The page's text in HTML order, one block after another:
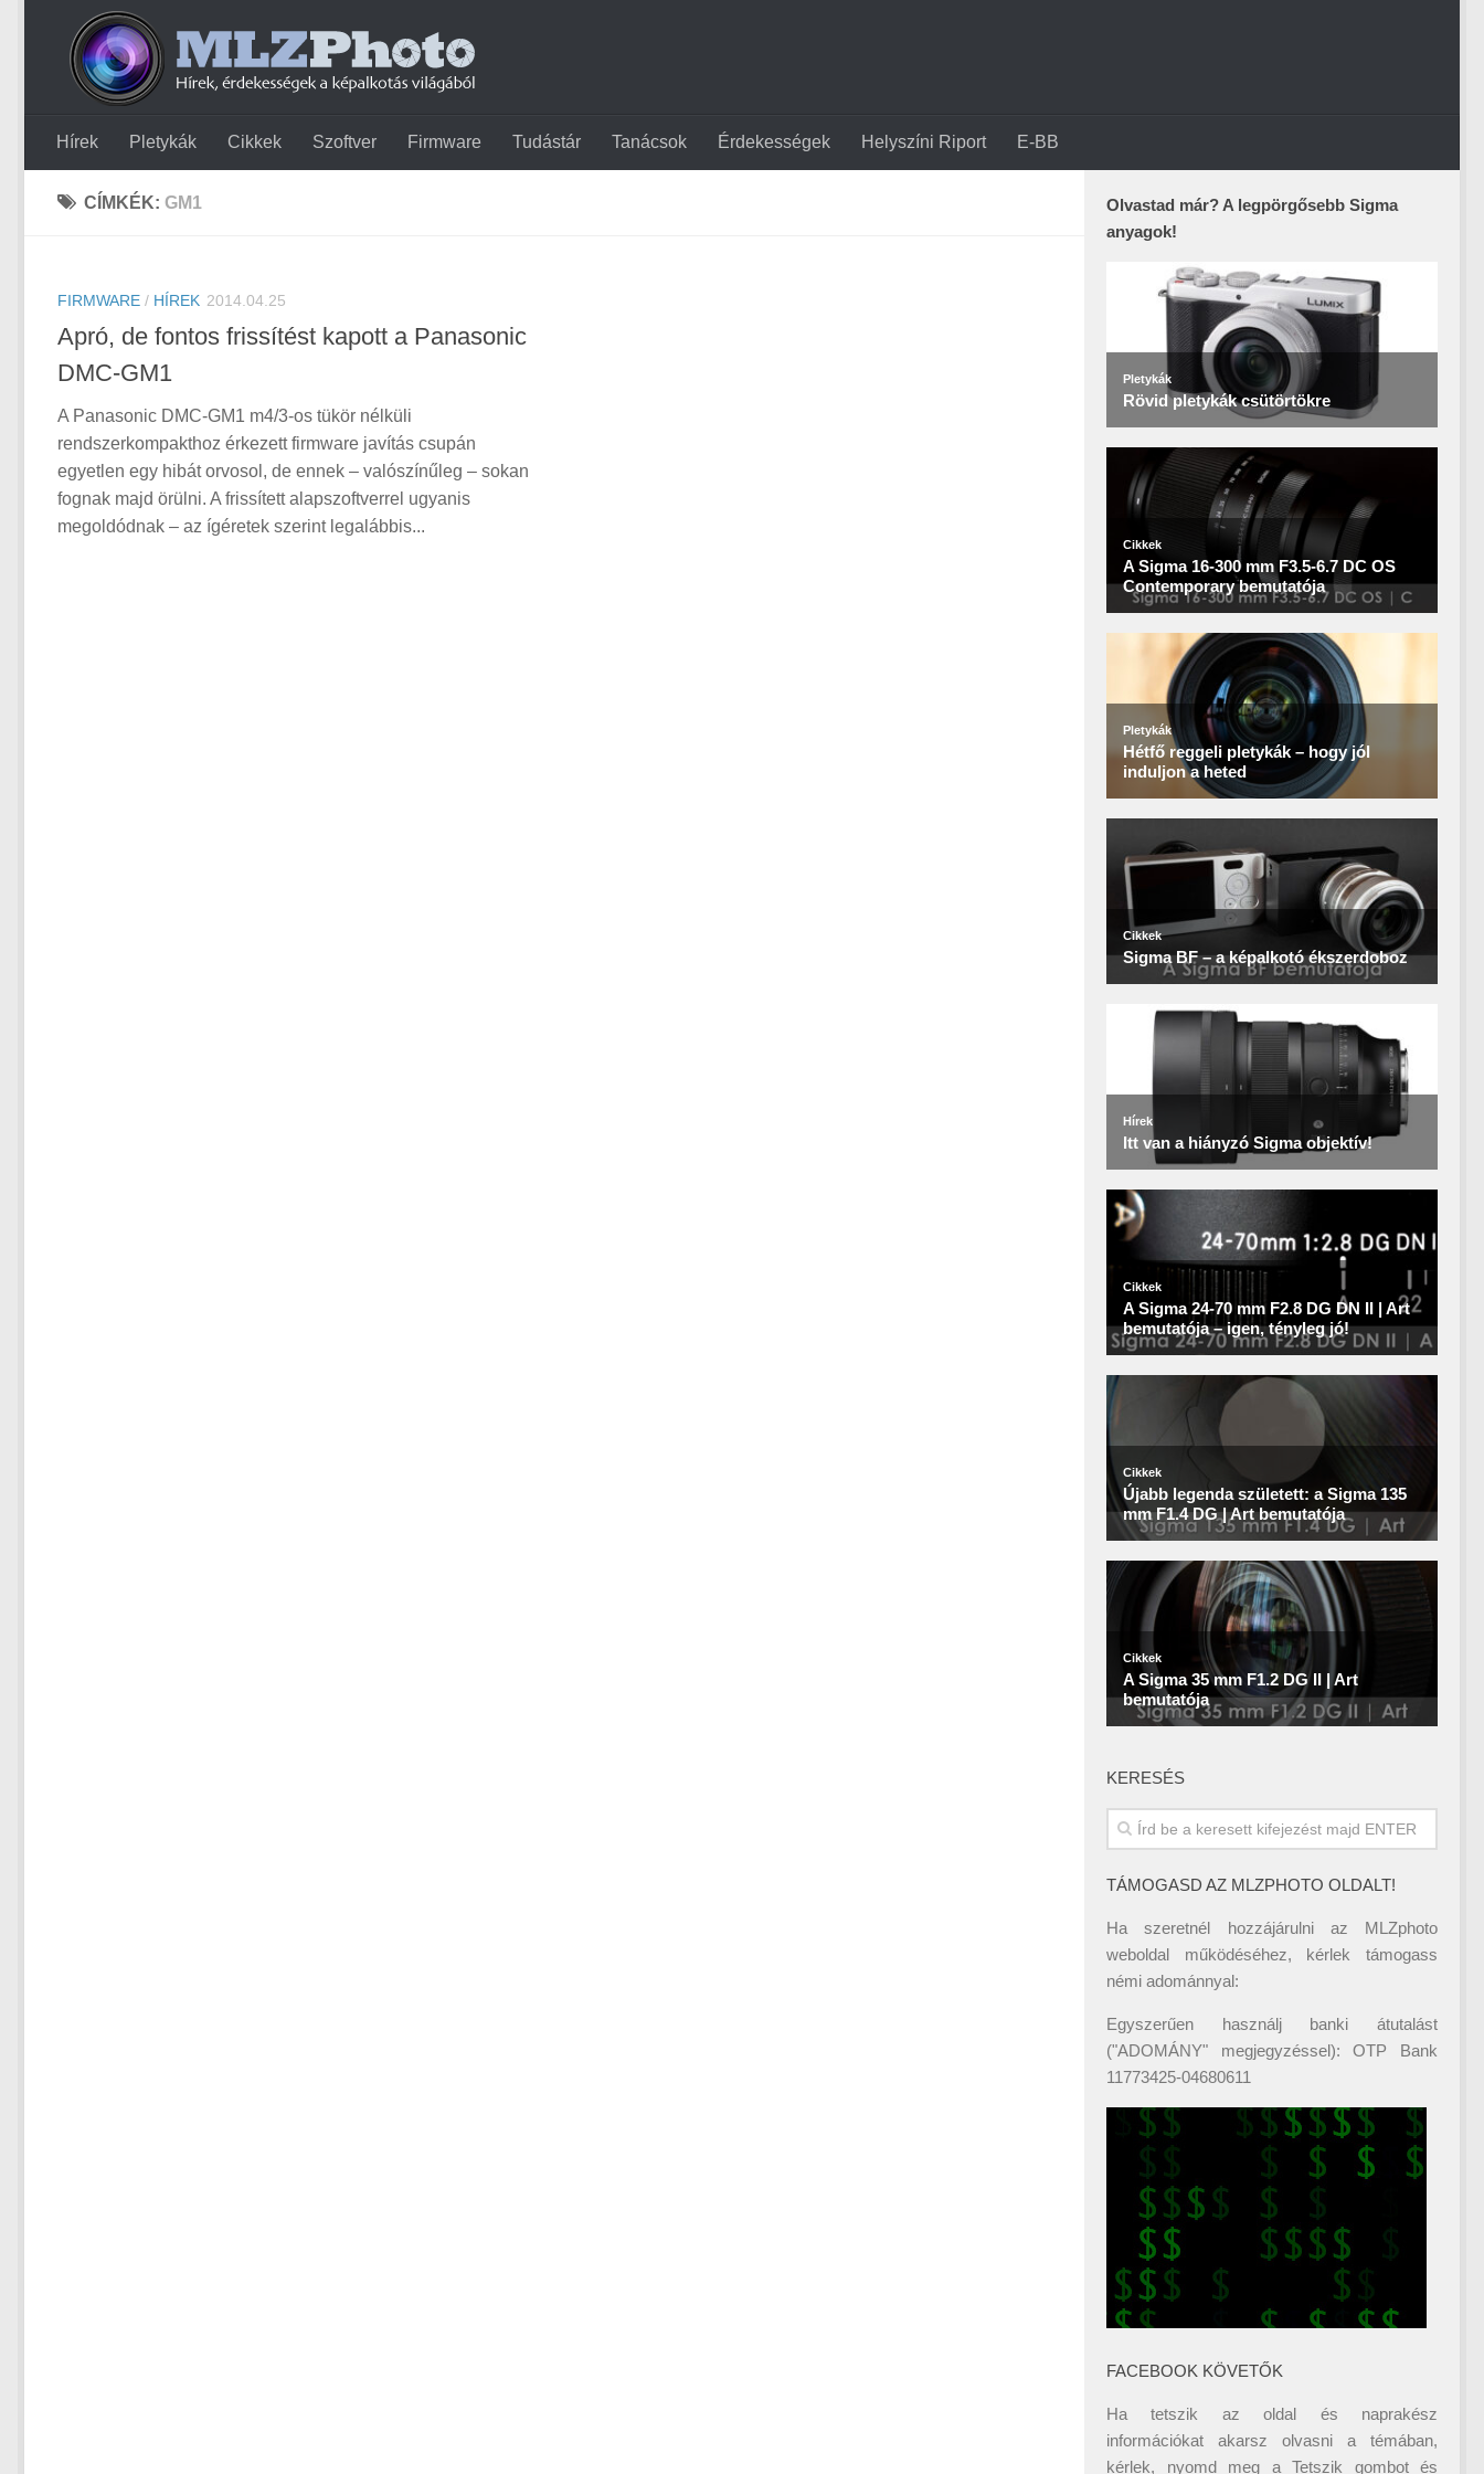
Hírek Pletykák Cikkek Szoftver Firmware Tudástár Tanácsok Érdekességek Helyszíni Riport E-BB
CÍMKÉK: GM1
FIRMWARE / HÍREK 2014.04.25
Apró, de fontos frissítést kapott a Panasonic
DMC-GM1
A Panasonic DMC-GM1 m4/3-os tükör nélküli
rendszerkompakthoz érkezett firmware javítás csupán
egyetlen egy hibát orvosol, de ennek – valószínűleg – sokan
fognak majd örülni. A frissített alapszoftverrel ugyanis
megoldódnak – az ígéretek szerint legalábbis...
Olvastad már? A legpörgősebb Sigma
anyagok!
KERESÉS
TÁMOGASD AZ MLZPHOTO OLDALT!
Ha szeretnél hozzájárulni az MLZphoto
weboldal működéséhez, kérlek támogass
némi adománnyal:
Egyszerűen használj banki átutalást
("ADOMÁNY" megjegyzéssel): OTP Bank
11773425-04680611
FACEBOOK KÖVETŐK
Ha tetszik az oldal és naprakész
információkat akarsz olvasni a témában,
kérlek, nyomd meg a Tetszik gombot és